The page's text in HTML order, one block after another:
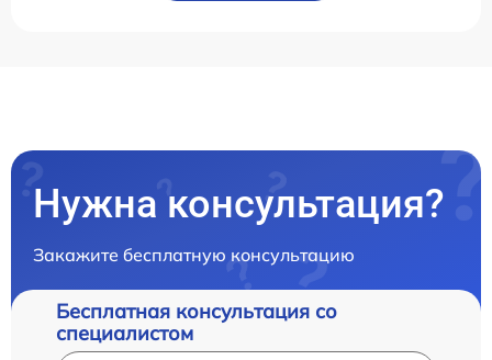
Нужна консультация?
Закажите бесплатную консультацию
Бесплатная консультация со
специалистом